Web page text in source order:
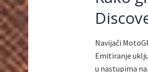
Navijači
Emitiranje
u nastupima